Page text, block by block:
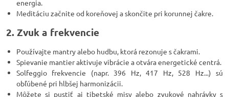
energia.
Meditáciu začnite od koreňovej a skončite pri korunnej čakre.
2. Zvuk a frekvencie
Používajte mantry alebo hudbu, ktorá rezonuje s čakrami.
Spievanie mantier aktivuje vibrácie a otvára energetické centrá.
Solfeggio frekvencie (napr. 396 Hz, 417 Hz, 528 Hz...) sú
obľúbené pri hlbšej harmonizácii.
Môžete si pustiť aj tibetské misy alebo zvukové nahrávky s